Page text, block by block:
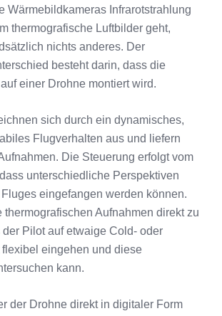
Wärmebildkameras Infrarotstrahlung
thermografische Luftbilder geht,
nichts anderes. Der
besteht darin, dass die
einer Drohne montiert wird.
sich durch ein dynamisches,
Flugverhalten aus und liefern
Die Steuerung erfolgt vom
unterschiedliche Perspektiven
eingefangen werden können.
thermografischen Aufnahmen direkt zu
Pilot auf etwaige Cold- oder
flexibel eingehen und diese
kann.
der Drohne direkt in digitaler Form